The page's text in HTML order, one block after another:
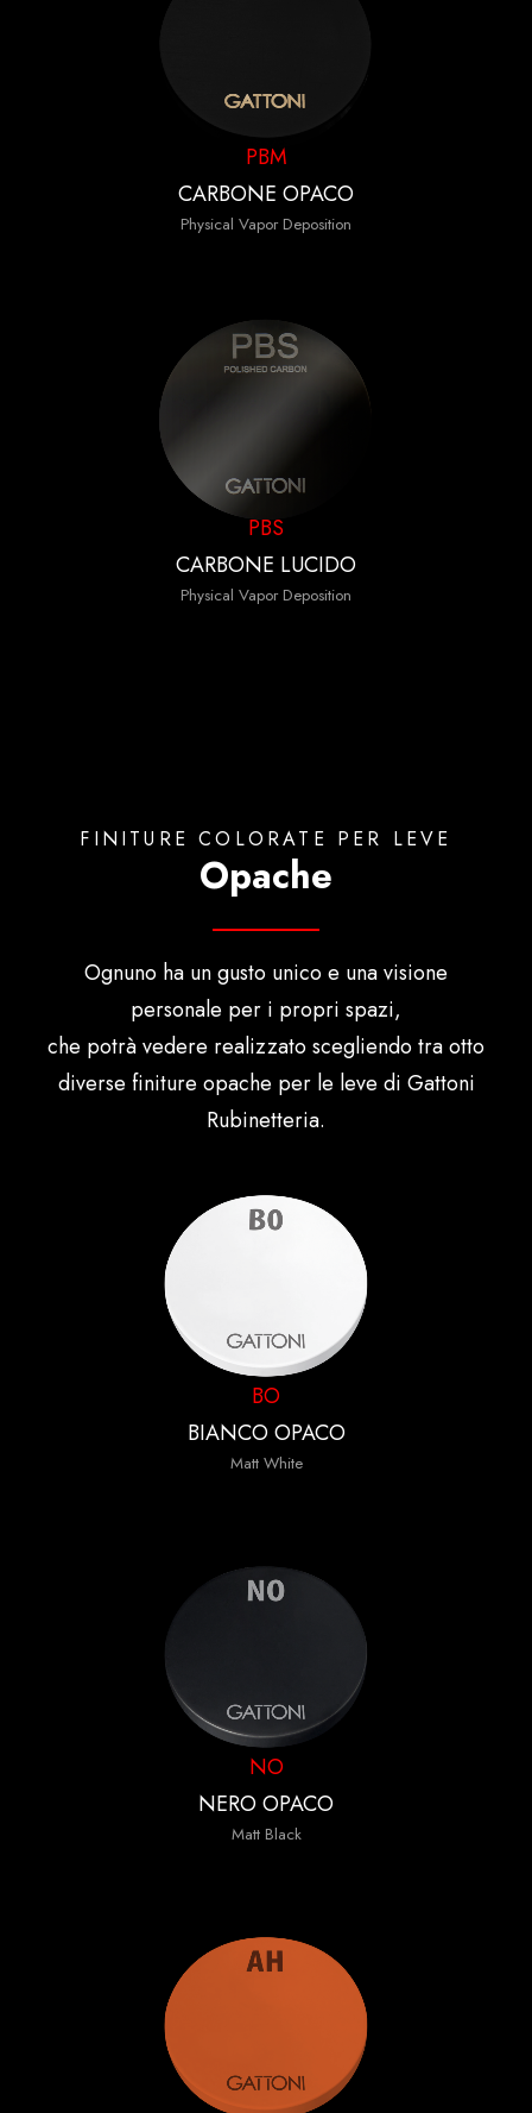
PBM
CARBONE OPACO
Physical Vapor Deposition
PBS
CARBONE LUCIDO
Physical Vapor Deposition
FINITURE COLORATE PER LEVE
Opache
Ognuno ha un gusto unico e una visione
personale per i propri spazi,
che potrà vedere realizzato scegliendo tra otto
diverse finiture opache per le leve di Gattoni
Rubinetteria.
BO
BIANCO OPACO
Matt White
NO
NERO OPACO
Matt Black